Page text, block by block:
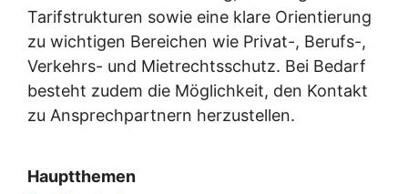
Tarifstrukturen sowie eine klare Orientierung
zu wichtigen Bereichen wie Privat-, Berufs-,
Verkehrs- und Mietrechtsschutz. Bei Bedarf
besteht zudem die Möglichkeit, den Kontakt
zu Ansprechpartnern herzustellen.
Hauptthemen